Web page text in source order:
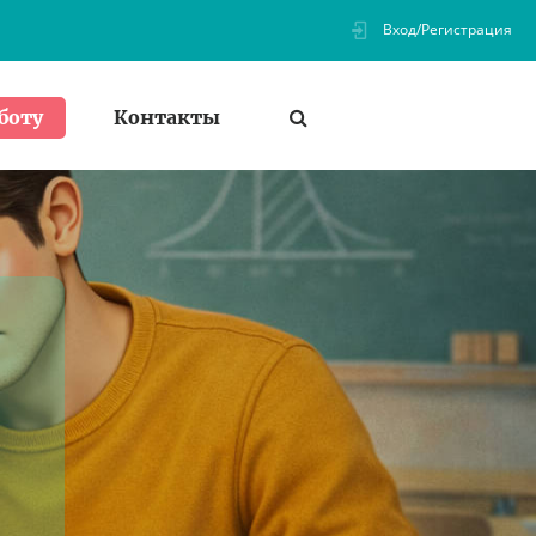
Вход/Регистрация
Контакты